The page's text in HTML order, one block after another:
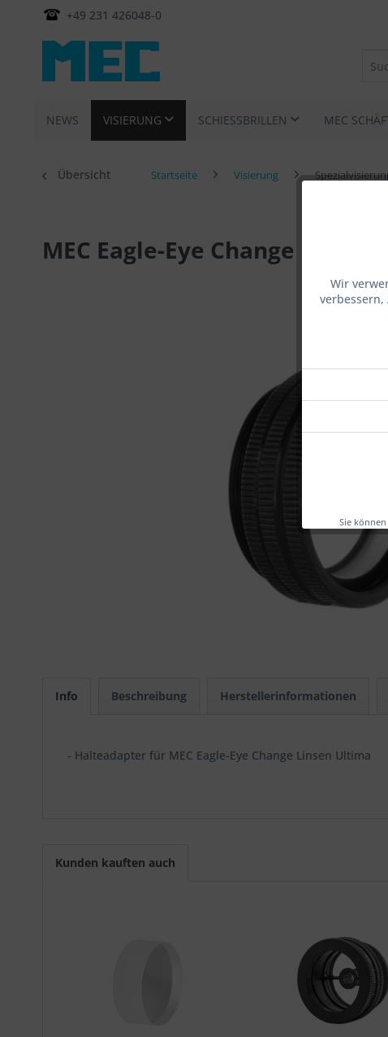
+49 231 426048-0
NEWS VISIERUNG SCHIESSBRILLEN MEC
Wir
Sie
Übersicht Startseite Visierung
MEC Eagle-Eye Change
Info Beschreibung Herstellerinformationen
- Halteadapter für MEC Eagle-Eye Change Linsen Ultima
Kunden kauften auch